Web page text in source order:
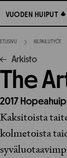
suoraan
sisältöön
VUODEN HUIPUT
VUODEN HUIPUT
ETUSIVU KILPAILUTYÖT
Arkisto
The
2017
Kaksitoista
kolmetoista